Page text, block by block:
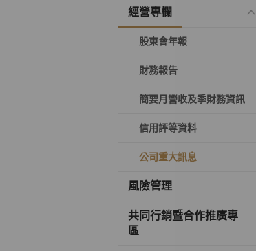
經營專欄
股東會年報
財務報告
簡要月營收及季財務資訊
信用評等資料
公司重大訊息
風險管理
共同行銷暨合作推廣專
區